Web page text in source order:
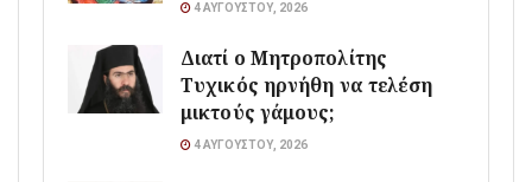
4 ΑΥΓΟΎΣΤΟΥ, 2026
Διατί ο Μητροπολίτης
Τυχικός ηρνήθη να τελέση
μικτούς γάμους;
4 ΑΥΓΟΎΣΤΟΥ, 2026